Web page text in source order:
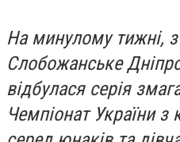
На минулому тижні,
Слобожанське
відбулася серія
Чемпіонат України з